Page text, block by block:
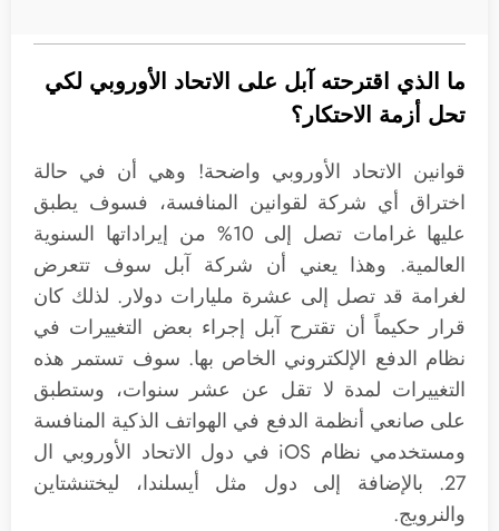
ما الذي اقترحته آبل على الاتحاد الأوروبي لكي
تحل أزمة الاحتكار؟
قوانين الاتحاد الأوروبي واضحة! وهي أن في حالة
اختراق أي شركة لقوانين المنافسة، فسوف يطبق
عليها غرامات تصل إلى 10% من إيراداتها السنوية
العالمية. وهذا يعني أن شركة آبل سوف تتعرض
لغرامة قد تصل إلى عشرة مليارات دولار. لذلك كان
قرار حكيماً أن تقترح آبل إجراء بعض التغييرات في
نظام الدفع الإلكتروني الخاص بها. سوف تستمر هذه
التغييرات لمدة لا تقل عن عشر سنوات، وستطبق
على صانعي أنظمة الدفع في الهواتف الذكية المنافسة
ومستخدمي نظام iOS في دول الاتحاد الأوروبي ال
27. بالإضافة إلى دول مثل أيسلندا، ليختنشتاين
والنرويج.